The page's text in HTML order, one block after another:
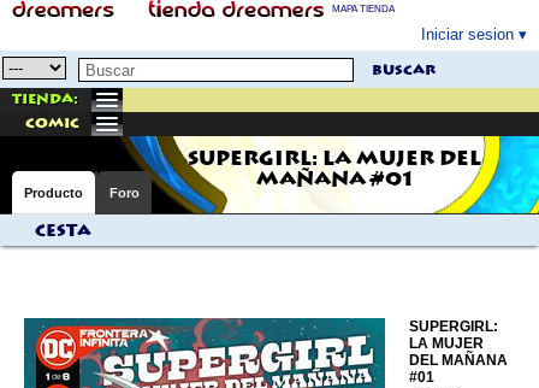
MAPA TIENDA
Iniciar sesion
buscar
Tienda:
comic
SUPERGIRL: LA MUJER DEL
MAÑANA #01
Producto Foro
Cesta
SUPERGIRL:
LA MUJER
DEL MAÑANA
#01